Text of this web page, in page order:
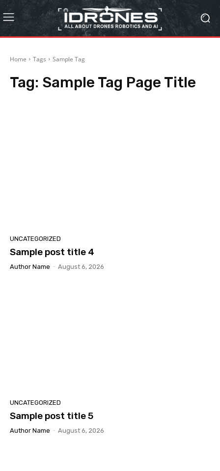
Home Tags Sample Tag
Tag: Sample Tag Page Title
UNCATEGORIZED
Sample post title 4
Author Name - August 6, 2026
UNCATEGORIZED
Sample post title 5
Author Name - August 6, 2026